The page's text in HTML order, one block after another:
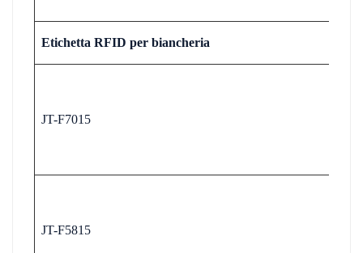
Etichetta RFID per biancheria
JT-F7015
JT-F5815